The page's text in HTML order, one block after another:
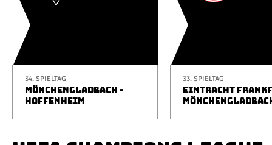
34. SPIELTAG
MÖNCHENGLADBACH -
HOFFENHEIM
33. SPIELTAG
EINTRACHT